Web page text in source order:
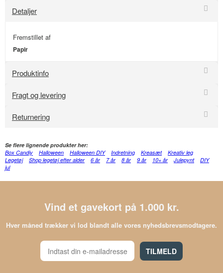
Detaljer
Fremstillet af
Papir
Produktinfo
Fragt og levering
Returnering
Se flere lignende produkter her:
Box Candiy
Halloween Halloween DIY Indretning Kreasæt
Kreativ leg
Legetøj
Shop legetøj efter alder 6 år 7 år 8 år 9 år 10+ år Julepynt
DIY
jul
Vind et gavekort på 1.000 kr.
Hver måned trækker vi lod blandt alle vores nyhedsbrevsmodtagere.
TILMELD